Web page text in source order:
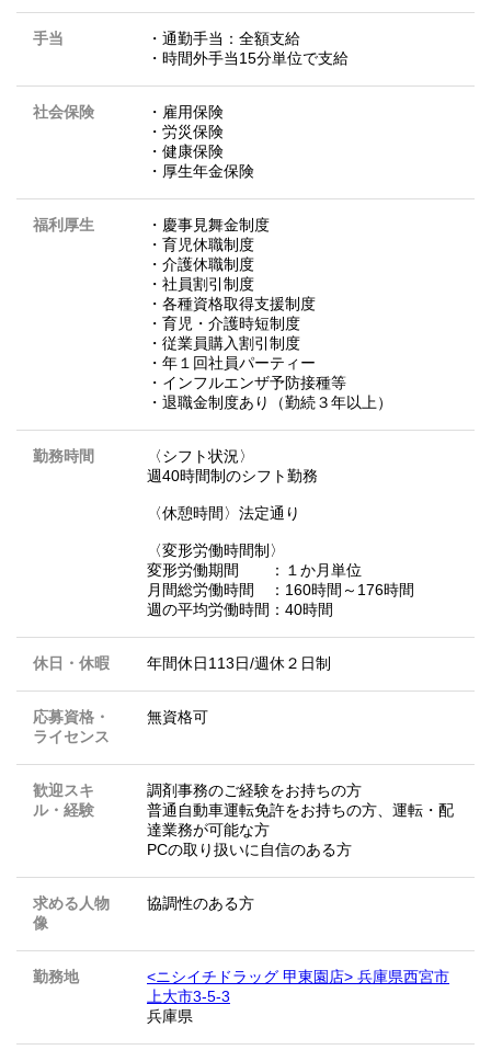
手当
・通勤手当：全額支給
・時間外手当15分単位で支給
社会保険
・雇用保険
・労災保険
・健康保険
・厚生年金保険
福利厚生
・慶事見舞金制度
・育児休職制度
・介護休職制度
・社員割引制度
・各種資格取得支援制度
・育児・介護時短制度
・従業員購入割引制度
・年１回社員パーティー
・インフルエンザ予防接種等
・退職金制度あり（勤続３年以上）
勤務時間
〈シフト状況〉
週40時間制のシフト勤務
〈休憩時間〉法定通り
〈変形労働時間制〉
変形労働期間 ：１か月単位
月間総労働時間 ：160時間～176時間
週の平均労働時間：40時間
休日・休暇 年間休日113日/週休２日制
応募資格・
ライセンス
無資格可
歓迎スキ
ル・経験
調剤事務のご経験をお持ちの方
普通自動車運転免許をお持ちの方、運転・配
達業務が可能な方
PCの取り扱いに自信のある方
求める人物
像
協調性のある方
勤務地
<ニシイチドラッグ 甲東園店> 兵庫県西宮市
上大市3-5-3
兵庫県